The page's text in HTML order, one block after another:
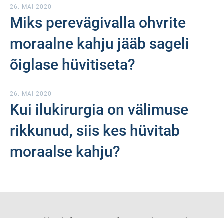
26. MAI 2020
Miks perevägivalla ohvrite
moraalne kahju jääb sageli
õiglase hüvitiseta?
26. MAI 2020
Kui ilukirurgia on välimuse
rikkunud, siis kes hüvitab
moraalse kahju?